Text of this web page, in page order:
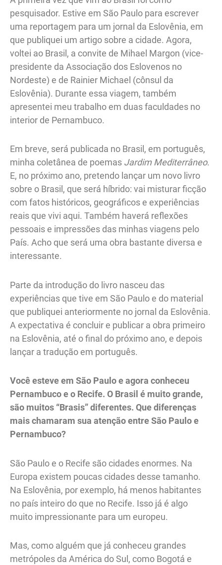
pesquisador. Estive em São Paulo para escrever
uma reportagem para um jornal da Eslovênia, em
que publiquei um artigo sobre a cidade. Agora,
voltei ao Brasil, a convite de Mihael Margon (vice-
presidente da Associação dos Eslovenos no
Nordeste) e de Rainier Michael (cônsul da
Eslovênia). Durante essa viagem, também
apresentei meu trabalho em duas faculdades no
interior de Pernambuco.
Em breve, será publicada no Brasil, em português,
minha coletânea de poemas Jardim Mediterrâneo.
E, no próximo ano, pretendo lançar um novo livro
sobre o Brasil, que será híbrido: vai misturar ficção
com fatos históricos, geográficos e experiências
reais que vivi aqui. Também haverá reflexões
pessoais e impressões das minhas viagens pelo
País. Acho que será uma obra bastante diversa e
interessante.
Parte da introdução do livro nasceu das
experiências que tive em São Paulo e do material
que publiquei anteriormente no jornal da Eslovênia.
A expectativa é concluir e publicar a obra primeiro
na Eslovênia, até o final do próximo ano, e depois
lançar a tradução em português.
Você esteve em São Paulo e agora conheceu
Pernambuco e o Recife. O Brasil é muito grande,
são muitos “Brasis” diferentes. Que diferenças
mais chamaram sua atenção entre São Paulo e
Pernambuco?
São Paulo e o Recife são cidades enormes. Na
Europa existem poucas cidades desse tamanho.
Na Eslovênia, por exemplo, há menos habitantes
no país inteiro do que no Recife. Isso já é algo
muito impressionante para um europeu.
Mas, como alguém que já conheceu grandes
metrópoles da América do Sul, como Bogotá e